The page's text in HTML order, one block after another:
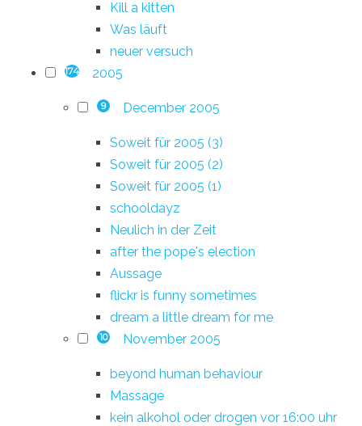
Kill a kitten
Was läuft
neuer versuch
174 2005
9 December 2005
Soweit für 2005 (3)
Soweit für 2005 (2)
Soweit für 2005 (1)
schooldayz
Neulich in der Zeit
after the pope's election
Aussage
flickr is funny sometimes
dream a little dream for me
10 November 2005
beyond human behaviour
Massage
kein alkohol oder drogen vor 16:00 uhr